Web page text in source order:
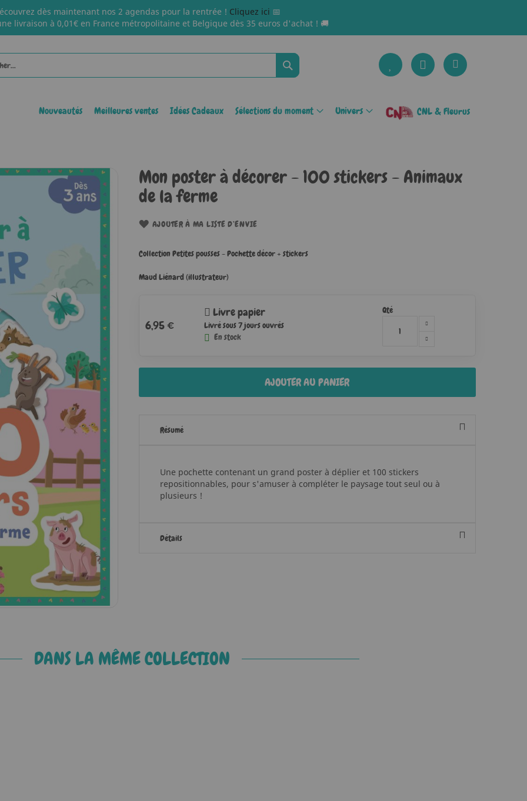
dès maintenant nos 2 agendas pour la rentrée ! Cliquez ici 📅
livraison à 0,01€ en France métropolitaine et Belgique dès 35 euros d'achat ! 🚚
Rechercher
Nouveautés Meilleures ventes Idées Cadeaux Sélections du moment Univers CNL & Fleurus
Mon poster à décorer - 100 stickers - Animaux
de la ferme
AJOUTER À MA LISTE D’ENVIE
Collection Petites pousses - Pochette décor + stickers
Maud Liénard (illustrateur)
6,95 €
Livre papier
Livré sous 7 jours ouvrés
En stock
Qté
AJOUTER AU PANIER
Résumé
Une pochette contenant un grand poster à déplier et 100 stickers
repositionnables, pour s'amuser à compléter le paysage tout seul ou à
plusieurs !
Détails
DANS LA MÊME COLLECTION